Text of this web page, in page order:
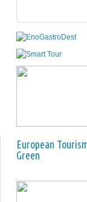
European
Green